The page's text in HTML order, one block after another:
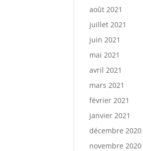
août 2021
juillet 2021
juin 2021
mai 2021
avril 2021
mars 2021
février 2021
janvier 2021
décembre 2020
novembre 2020